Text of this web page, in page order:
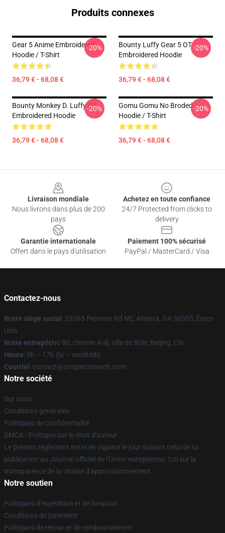
Produits connexes
Gear 5 Anime Embroidered
Hoodie / T-Shirt
36,79 € - 68,08 €
-20%
Bounty Luffy Gear 5 OT
Embroidered Hoodie
36,79 € - 68,08 €
-20%
Bounty Monkey D. Luffy OT
Embroidered Hoodie
36,79 € - 68,08 €
-20%
Gomu Gomu No Broded
Hoodie / T-Shirt
36,79 € - 68,08 €
-20%
Livraison mondiale
Nous livrons dans plus de 200
pays
Achetez en toute confiance
24/7 Protected from clicks to
delivery
Garantie internationale
Offert dans le pays d'utilisation
Paiement 100% sécurisé
PayPal / MasterCard / Visa
Contactez-nous
Notre siège social : 53365 Piémont Rd NE, Atlanta, GA 30305, États-
Unis
Notre entrepôtNo 80, chemin Anli, ville de Bole, Beijing, CN
Heure: 9h – 17h (lu – vendredi)
Courriel : contact@onepiecemerch.com
Notre société
Sur nous
Conditions générales
Politiques de confidentialité
DMCA - Politique sur le droit d'auteur
Le présent règlement entre en vigueur le jour suivant celui de sa
publication au Journal officiel de l'Union européenne. Loi sur la
transparence de la chaîne d'approvisionnement
Notre soutien
Politiques d'expédition et de livraison
Conditions de paiement
Politiques de retour et de remboursement